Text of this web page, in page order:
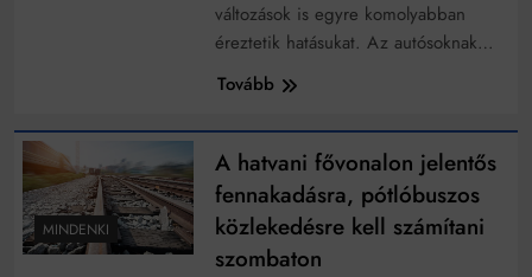
változások is egyre komolyabban
éreztetik hatásukat. Az autósoknak…
Tovább
MINDENKI
A hatvani fővonalon jelentős
fennakadásra, pótlóbuszos
közlekedésre kell számítani
szombaton